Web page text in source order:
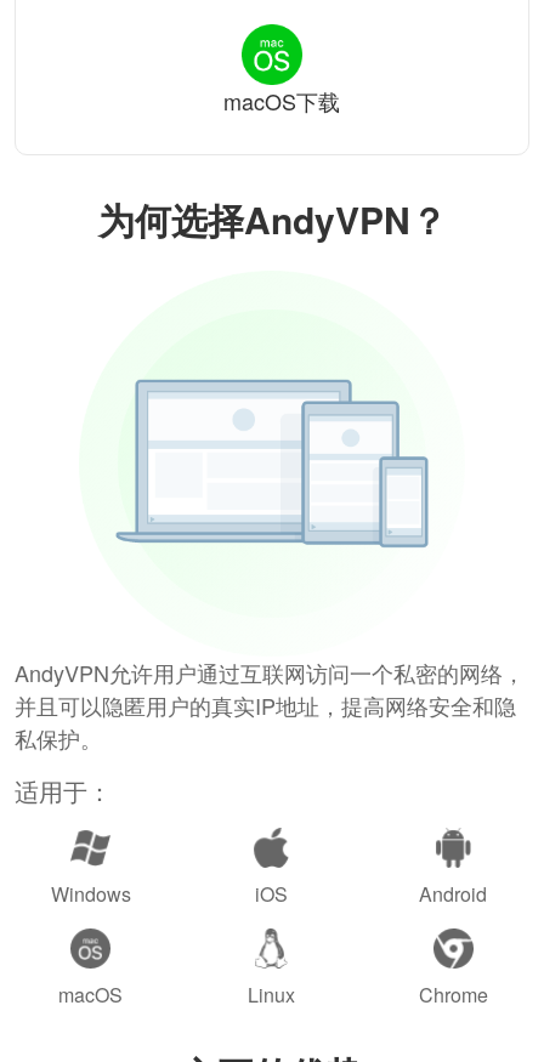
为何选择AndyVPN？
AndyVPN允许用户通过互联网访问一个私密的网络，
并且可以隐匿用户的真实IP地址，提高网络安全和隐
私保护。
适用于：
Windows iOS Android
macOS Linux Chrome
macOS下载